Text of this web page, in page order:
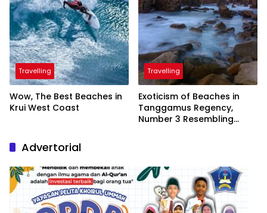
Travelling
Wow, The Best Beaches in
Krui West Coast
Travelling
Exoticism of Beaches in
Tanggamus Regency,
Number 3 Resembling
Advertorial